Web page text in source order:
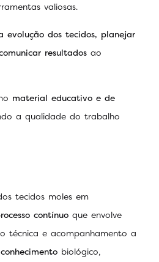
valiosas.
evolução dos tecidos, planejar
resultados ao
material educativo e de
a qualidade do trabalho
tecidos moles em
contínuo que envolve
técnica e acompanhamento a
conhecimento biológico,